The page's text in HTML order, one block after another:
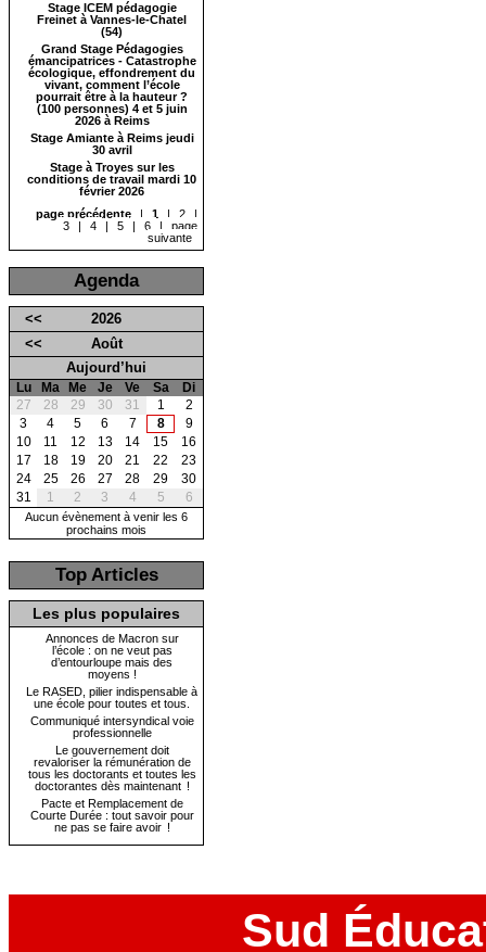
Stage ICEM pédagogie
Freinet à Vannes-le-Chatel
(54)
Grand Stage Pédagogies
émancipatrices - Catastrophe
écologique, effondrement du
vivant, comment l’école
pourrait être à la hauteur ?
(100 personnes) 4 et 5 juin
2026 à Reims
Stage Amiante à Reims jeudi
30 avril
Stage à Troyes sur les
conditions de travail mardi 10
février 2026
page précédente
| 1 | 2
|
3
| 4 | 5 | 6 |
page
suivante
Agenda
<<
2026
<<
Août
Aujourd’hui
Lu Ma Me Je Ve Sa
Di
27
28 29 30 31 1
2
3
4 5 6 7 8
9
10
11 12 13 14 15
16
17
18 19 20 21 22
23
24
25 26 27 28 29
30
31
1 2 3 4 5 6
Aucun évènement à venir les 6
prochains mois
Top Articles
Les plus populaires
Annonces de Macron sur
l’école : on ne veut pas
d’entourloupe mais des
moyens !
Le RASED, pilier indispensable à
une école pour toutes et tous.
Communiqué intersyndical voie
professionnelle
Le gouvernement doit
revaloriser la rémunération de
tous les doctorants et toutes les
doctorantes dès maintenant !
Pacte et Remplacement de
Courte Durée : tout savoir pour
ne pas se faire avoir !
Sud